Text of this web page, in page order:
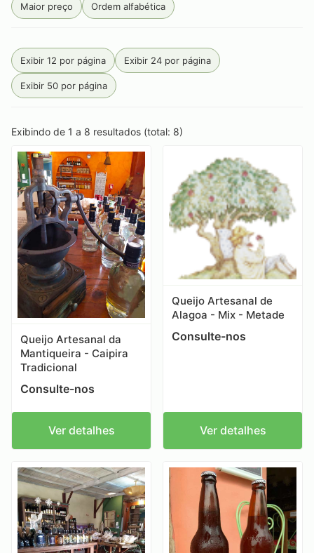
Maior preço Ordem alfabética
Exibir 12 por página Exibir 24 por página
Exibir 50 por página
Exibindo de 1 a 8 resultados (total: 8)
Queijo Artesanal da
Mantiqueira - Caipira
Tradicional
Consulte-nos
Ver detalhes
Queijo Artesanal de
Alagoa - Mix - Metade
Consulte-nos
Ver detalhes